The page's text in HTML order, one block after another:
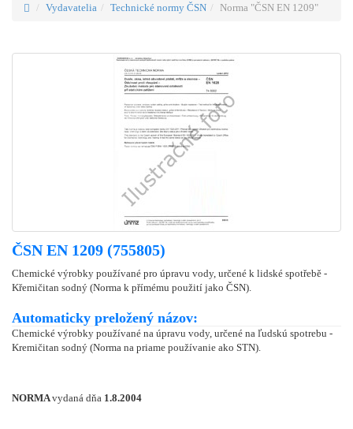
Vydavatelia Technické normy ČSN Norma "ČSN EN 1209"
ČSN EN 1209 (755805)
Chemické výrobky používané pro úpravu vody, určené k lidské spotřebě -
Křemičitan sodný (Norma k přímému použití jako ČSN).
Automaticky preložený názov:
Chemické výrobky používané na úpravu vody, určené na ľudskú spotrebu -
Kremičitan sodný (Norma na priame používanie ako STN).
NORMAvydaná dňa 1.8.2004